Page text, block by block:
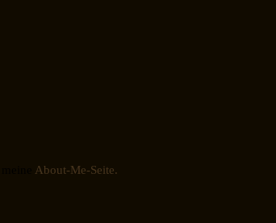
About-Me-Seite.